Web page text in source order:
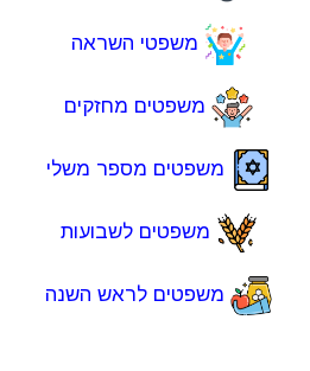
משפטי השראה
משפטים מחזקים
משפטים מספר משלי
משפטים לשבועות
משפטים לראש השנה